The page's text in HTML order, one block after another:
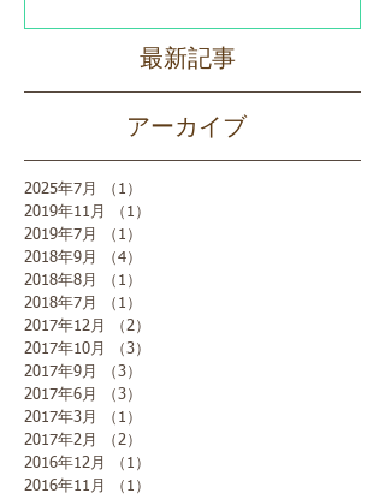
最新記事
アーカイブ
2025年7月 （1）
2019年11月
（1）
2019年7月
（1）
2018年9月
（4）
2018年8月
（1）
2018年7月
（1）
2017年12月
（2）
2017年10月
（3）
2017年9月
（3）
2017年6月
（3）
2017年3月
（1）
2017年2月
（2）
2016年12月
（1）
2016年11月
（1）